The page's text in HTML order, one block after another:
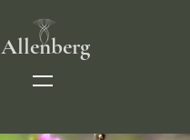
Allenberg